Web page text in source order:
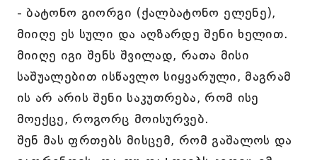
- ბატონო გიორგი (ქალბატონო ელენე),
მიიღე ეს სული და აღზარდე შენი ხელით.
მიიღე იგი შენს შვილად, რათა მისი
საშუალებით ისწავლო სიყვარული, მაგრამ
ის არ არის შენი საკუთრება, რომ ისე
მოექცე, როგორც მოისურვებ.
შენ მას ფრთებს მისცემ, რომ გაშალოს და